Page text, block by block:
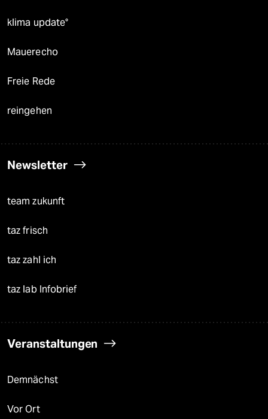
klima update°
Mauerecho
Freie Rede
reingehen
Newsletter
team zukunft
taz frisch
taz zahl ich
taz lab Infobrief
Veranstaltungen
Demnächst
Vor Ort